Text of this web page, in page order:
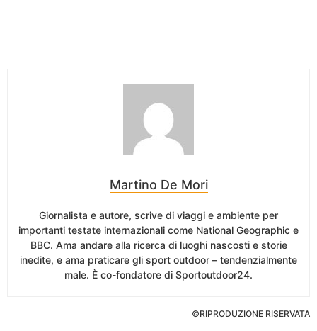
Martino De Mori
Giornalista e autore, scrive di viaggi e ambiente per
importanti testate internazionali come National Geographic e
BBC. Ama andare alla ricerca di luoghi nascosti e storie
inedite, e ama praticare gli sport outdoor – tendenzialmente
male. È co-fondatore di Sportoutdoor24.
©RIPRODUZIONE RISERVATA